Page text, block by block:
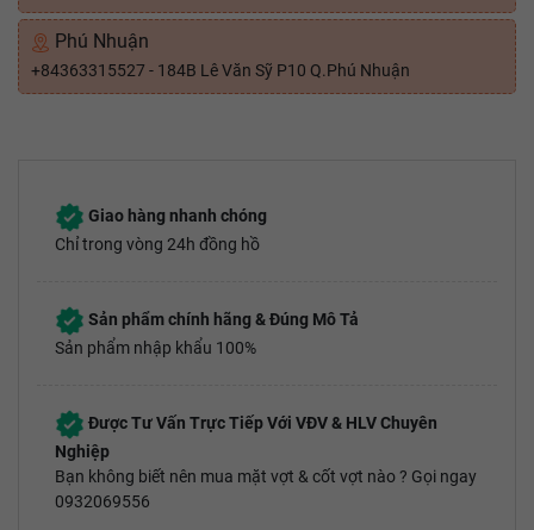
Phú Nhuận
+84363315527 - 184B Lê Văn Sỹ P10 Q.Phú Nhuận
Giao hàng nhanh chóng
Chỉ trong vòng 24h đồng hồ
Sản phẩm chính hãng & Đúng Mô Tả
Sản phẩm nhập khẩu 100%
Được Tư Vấn Trực Tiếp Với VĐV & HLV Chuyên
Nghiệp
Bạn không biết nên mua mặt vợt & cốt vợt nào ? Gọi ngay
0932069556